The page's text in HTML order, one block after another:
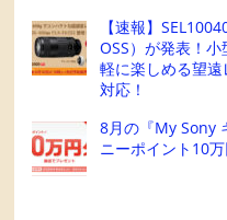
【速報】
OSS）が発表！
軽に楽しめる望
対応！
8月の『My Sony
ニーポイント10